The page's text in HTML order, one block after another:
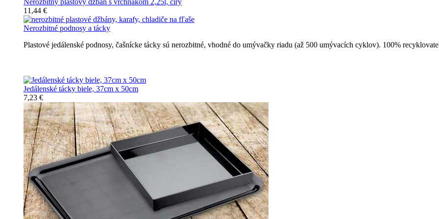
Nerozbitný plastový džbán s vrchnákom 2,25l, číry
11,44 €
Nerozbitné podnosy a tácky
Plastové jedálenské podnosy, čašnícke tácky sú nerozbitné, vhodné do umývačky riadu (až 500 umývacích cyklov). 100%
Jedálenské tácky biele, 37cm x 50cm
7,23 €